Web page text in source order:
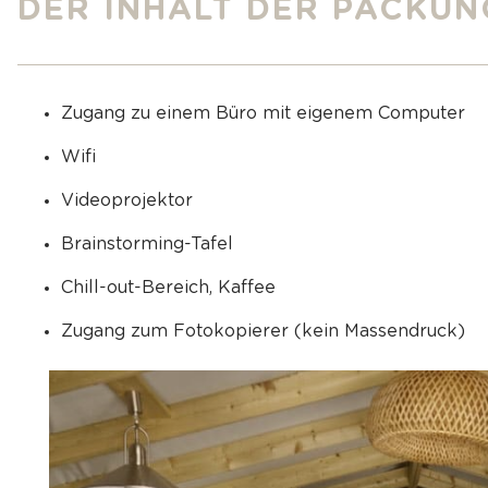
DER INHALT DER
Zugang zu einem Büro mit eigenem Computer
Wifi
Videoprojektor
Brainstorming-Tafel
Chill-out-Bereich, Kaffee
Zugang zum Fotokopierer (kein Massendruck)